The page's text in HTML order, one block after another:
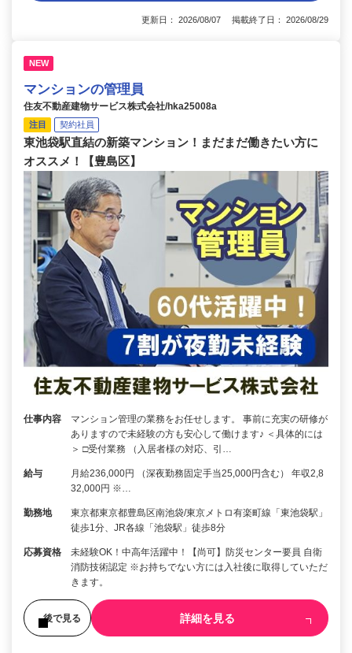
更新日： 2026/08/07 掲載終了日： 2026/08/29
NEW
マンションの管理員
住友不動産建物サービス株式会社/hka25008a
注目 契約社員
東池袋駅直結の新築マンション！まだまだ働きたい方に
オススメ！【豊島区】
仕事内容
マンション管理の業務をお任せします。 事前に充実の研修が
ありますので未経験の方も安心して働けます♪ ＜具体的には
＞ □受付業務 （入居者様の対応、引…
給与
月給236,000円 （深夜勤務固定手当25,000円含む） 年収2,8
32,000円 ※…
勤務地
東京都東京都豊島区南池袋/東京メトロ有楽町線「東池袋駅」
徒歩1分、JR各線「池袋駅」徒歩8分
応募資格
未経験OK！中高年活躍中！【尚可】防災センター要員 自衛
消防技術認定 ※お持ちでない方には入社後に取得していただ
きます。
後で見る 詳細を見る